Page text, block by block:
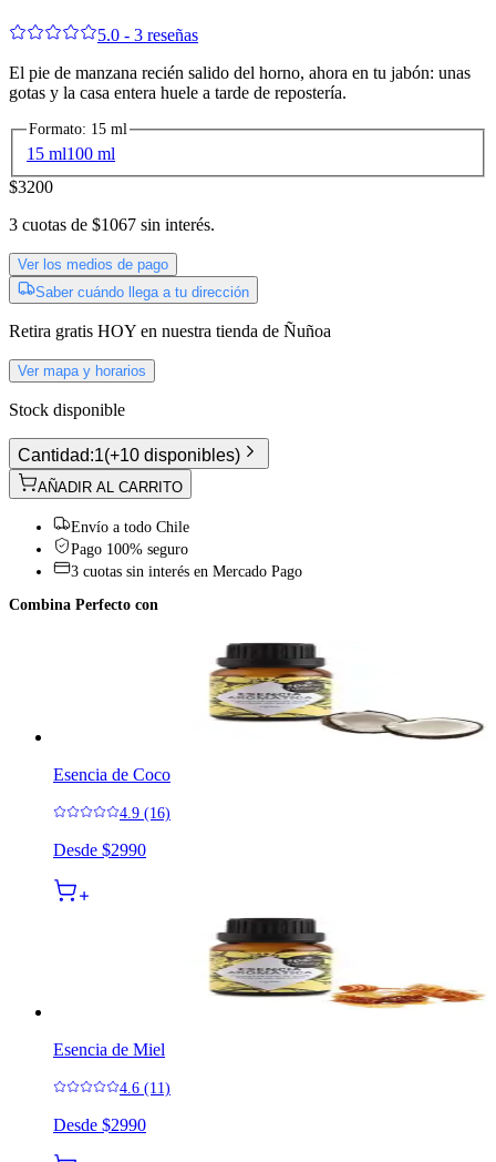
5.0 - 3 reseñas
El pie de manzana recién salido del horno, ahora en tu jabón: unas
gotas y la casa entera huele a tarde de repostería.
Formato: 15 ml
15 ml100 ml
$3200
3 cuotas de $1067 sin interés.
Ver los medios de pago
Saber cuándo llega a tu dirección
Retira gratis HOY en nuestra tienda de Ñuñoa
Ver mapa y horarios
Stock disponible
Cantidad:1(+10 disponibles)
AÑADIR AL CARRITO
Envío a todo Chile
Pago 100% seguro
3 cuotas sin interés en Mercado Pago
Combina Perfecto con
Esencia de Coco
4.9 (16)
Desde $2990
Esencia de Miel
4.6 (11)
Desde $2990